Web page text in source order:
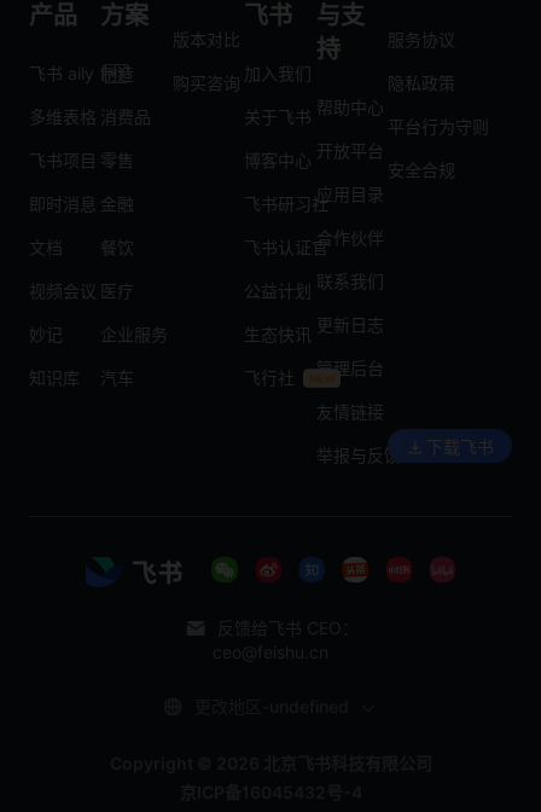
产品
飞书 aily
多维表格
飞书项目
即时消息
文档
视频会议
妙记
知识库
方案
制造
消费品
零售
金融
餐饮
医疗
企业服务
汽车
版本对比
购买咨询
飞书
加入我们
关于飞书
博客中心
飞书研习社
飞书认证官
公益计划
生态快讯
飞行社
与支
持
帮助中心
开放平台
应用目录
合作伙伴
联系我们
更新日志
管理后台
友情链接
举报与反馈
服务协议
隐私政策
平台行为守则
安全合规
下载飞书
反馈给飞书 CEO：
ceo@feishu.cn